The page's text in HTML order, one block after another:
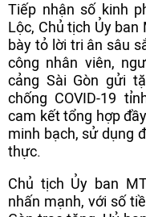
Tiếp nhận số kinh
Lộc, Chủ tịch Ủy ban
bày tỏ lời tri ân sâu
công nhân viên,
cảng Sài Gòn gửi
chống COVID-19
cam kết tổng hợp
minh bạch, sử dụng
thực.
Chủ tịch Ủy ban
nhấn mạnh, với số